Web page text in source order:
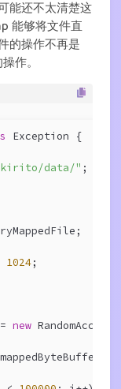
能还不太清楚这
能够将文件直
的操作不再是
作。
Exception {
kirito/data/" ;
1024;
new